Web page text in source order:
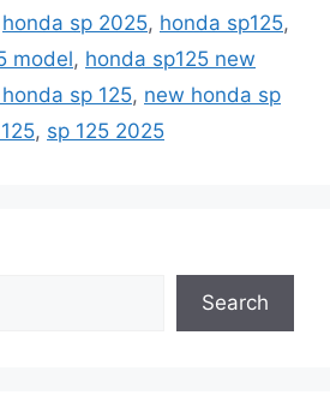
honda sp 2025, honda sp125,
model, honda sp125 new
sp 125, new honda sp
, sp 125 2025
Search